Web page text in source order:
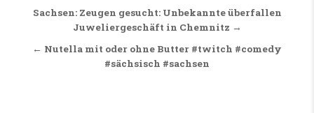
Beitragsnavigation
Sachsen: Zeugen gesucht: Unbekannte überfallen
Juweliergeschäft in Chemnitz →
← Nutella mit oder ohne Butter #twitch #comedy
#sächsisch #sachsen